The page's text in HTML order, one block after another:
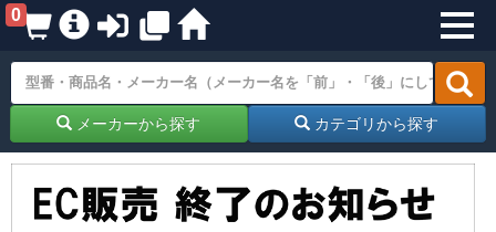
0
メーカーから探す カテゴリから探す